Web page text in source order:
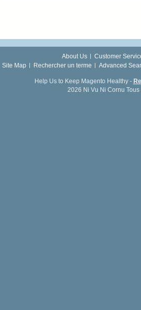
About Us Customer
Site Map
Rechercher un terme Advanced
Help Us to Keep Magento Healthy -
2026 Ni Vu Ni Cornu